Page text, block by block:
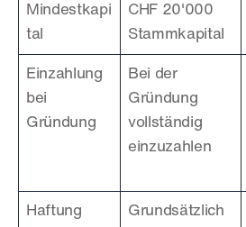
Mindestkapi
tal
CHF 20'000
Stammkapital
Einzahlung
bei
Gründung
Bei der
Gründung
vollständig
einzuzahlen
Haftung
Grundsätzlich